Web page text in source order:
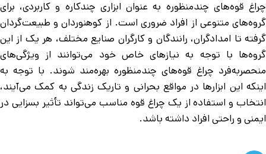
چراغ قوه‌های چندمنظوره به عنوان ابزاری چندکاره و کاربردی، برای
گروه‌های متنوعی از افراد ضروری است. از کوهنوردان و طبیعت‌گردان
گرفته تا امدادگران، رانندگان و کارگران صنایع مختلف، هر یک از این
گروه‌ها با توجه به نیازهای خاص خود می‌توانند از ویژگی‌های
منحصربه‌فرد چراغ قوه‌های چندمنظوره بهره‌مند شوند. با توجه به
اینکه این ابزارها در مواقع بحرانی و تاریک زندگی به کمک می‌آیند،
انتخاب و استفاده از یک چراغ قوه مناسب می‌تواند تأثیر بسزایی در
ایمنی و راحتی افراد داشته باشد.